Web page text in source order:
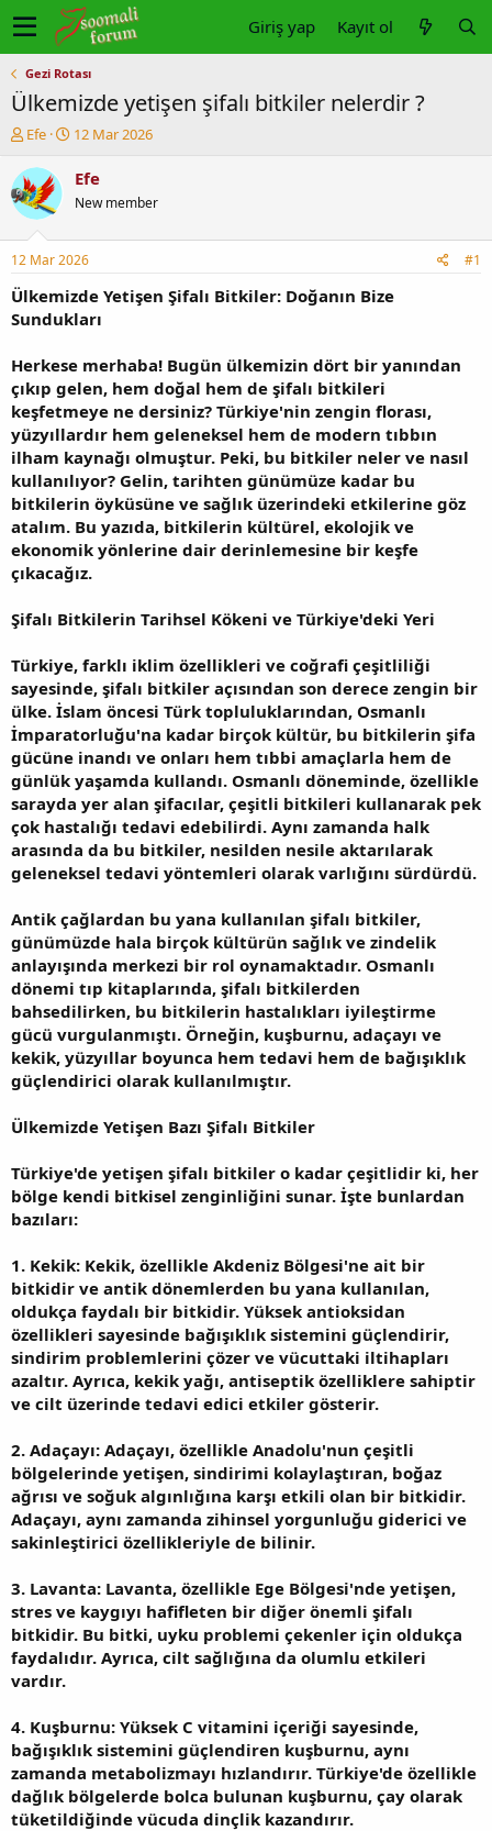
Giriş yap Kayıt ol
Gezi Rotası
Ülkemizde yetişen şifalı bitkiler nelerdir ?
K
n
u
y
b
a
ş
a
a
n
Efe
B
ş
a
g
ı
ç
t
a
i
h
i
12 Mar 2026
Efe
New member
12 Mar 2026 #1
Ülkemizde Yetişen Şifalı Bitkiler: Doğanın Bize
Sundukları
Herkese merhaba! Bugün ülkemizin dört bir yanından
çıkıp gelen, hem doğal hem de şifalı bitkileri
keşfetmeye ne dersiniz? Türkiye'nin zengin florası,
yüzyıllardır hem geleneksel hem de modern tıbbın
ilham kaynağı olmuştur. Peki, bu bitkiler neler ve nasıl
kullanılıyor? Gelin, tarihten günümüze kadar bu
bitkilerin öyküsüne ve sağlık üzerindeki etkilerine göz
atalım. Bu yazıda, bitkilerin kültürel, ekolojik ve
ekonomik yönlerine dair derinlemesine bir keşfe
çıkacağız.
Şifalı Bitkilerin Tarihsel Kökeni ve Türkiye'deki Yeri
Türkiye, farklı iklim özellikleri ve coğrafi çeşitliliği
sayesinde, şifalı bitkiler açısından son derece zengin bir
ülke. İslam öncesi Türk topluluklarından, Osmanlı
İmparatorluğu'na kadar birçok kültür, bu bitkilerin şifa
gücüne inandı ve onları hem tıbbi amaçlarla hem de
günlük yaşamda kullandı. Osmanlı döneminde, özellikle
sarayda yer alan şifacılar, çeşitli bitkileri kullanarak pek
çok hastalığı tedavi edebilirdi. Aynı zamanda halk
arasında da bu bitkiler, nesilden nesile aktarılarak
geleneksel tedavi yöntemleri olarak varlığını sürdürdü.
Antik çağlardan bu yana kullanılan şifalı bitkiler,
günümüzde hala birçok kültürün sağlık ve zindelik
anlayışında merkezi bir rol oynamaktadır. Osmanlı
dönemi tıp kitaplarında, şifalı bitkilerden
bahsedilirken, bu bitkilerin hastalıkları iyileştirme
gücü vurgulanmıştı. Örneğin, kuşburnu, adaçayı ve
kekik, yüzyıllar boyunca hem tedavi hem de bağışıklık
güçlendirici olarak kullanılmıştır.
Ülkemizde Yetişen Bazı Şifalı Bitkiler
Türkiye'de yetişen şifalı bitkiler o kadar çeşitlidir ki, her
bölge kendi bitkisel zenginliğini sunar. İşte bunlardan
bazıları:
1. Kekik: Kekik, özellikle Akdeniz Bölgesi'ne ait bir
bitkidir ve antik dönemlerden bu yana kullanılan,
oldukça faydalı bir bitkidir. Yüksek antioksidan
özellikleri sayesinde bağışıklık sistemini güçlendirir,
sindirim problemlerini çözer ve vücuttaki iltihapları
azaltır. Ayrıca, kekik yağı, antiseptik özelliklere sahiptir
ve cilt üzerinde tedavi edici etkiler gösterir.
2. Adaçayı: Adaçayı, özellikle Anadolu'nun çeşitli
bölgelerinde yetişen, sindirimi kolaylaştıran, boğaz
ağrısı ve soğuk algınlığına karşı etkili olan bir bitkidir.
Adaçayı, aynı zamanda zihinsel yorgunluğu giderici ve
sakinleştirici özellikleriyle de bilinir.
3. Lavanta: Lavanta, özellikle Ege Bölgesi'nde yetişen,
stres ve kaygıyı hafifleten bir diğer önemli şifalı
bitkidir. Bu bitki, uyku problemi çekenler için oldukça
faydalıdır. Ayrıca, cilt sağlığına da olumlu etkileri
vardır.
4. Kuşburnu: Yüksek C vitamini içeriği sayesinde,
bağışıklık sistemini güçlendiren kuşburnu, aynı
zamanda metabolizmayı hızlandırır. Türkiye'de özellikle
dağlık bölgelerde bolca bulunan kuşburnu, çay olarak
tüketildiğinde vücuda dinçlik kazandırır.